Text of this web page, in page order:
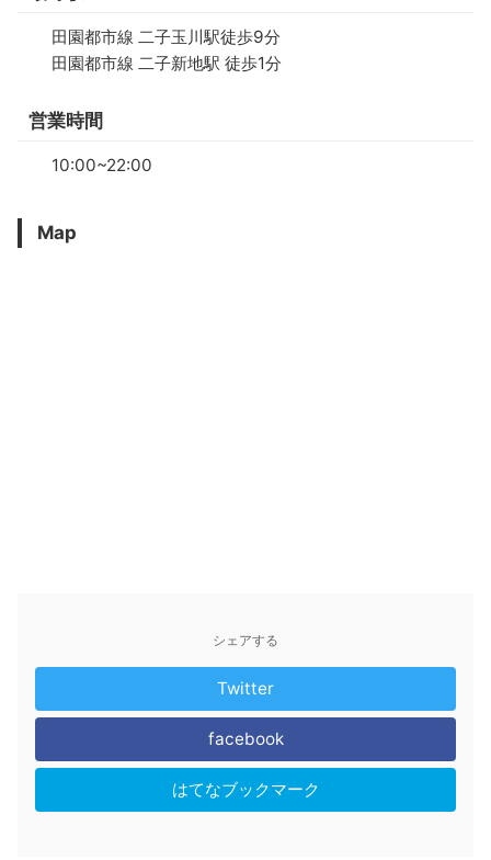
田園都市線 二子玉川駅徒歩9分
田園都市線 二子新地駅 徒歩1分
営業時間
10:00~22:00
Map
シェアする
Twitter
facebook
はてなブックマーク